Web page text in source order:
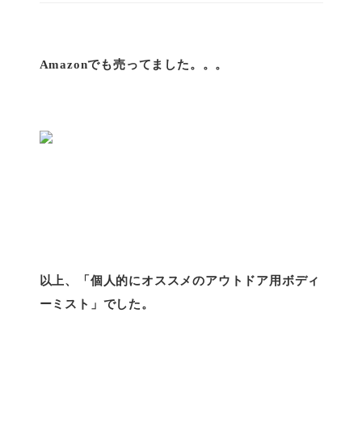
Amazonでも売ってました。。。
以上、「個人的にオススメのアウトドア用ボディ
ーミスト」でした。